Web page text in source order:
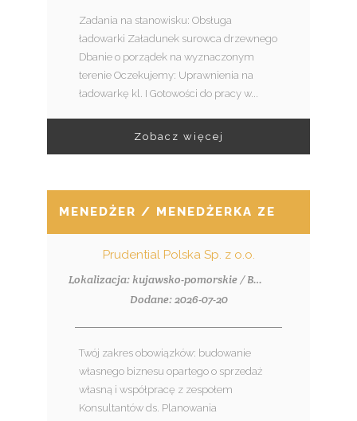
Zadania na stanowisku: Obsługa
ładowarki Załadunek surowca drzewnego
Dbanie o porządek na wyznaczonym
terenie Oczekujemy: Uprawnienia na
ładowarkę kl. I Gotowości do pracy w...
Zobacz więcej
MENEDŻER / MENEDŻERKA ZESPOŁU
Prudential Polska Sp. z o.o.
Lokalizacja: kujawsko-pomorskie / Bydgoszcz, ul. Piotrowskiego 2
Dodane: 2026-07-20
Twój zakres obowiązków: budowanie
własnego biznesu opartego o sprzedaż
własną i współpracę z zespołem
Konsultantów ds. Planowania